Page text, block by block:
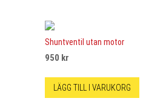
Shuntventil utan motor
950 kr
LÄGG TILL I VARUKORG